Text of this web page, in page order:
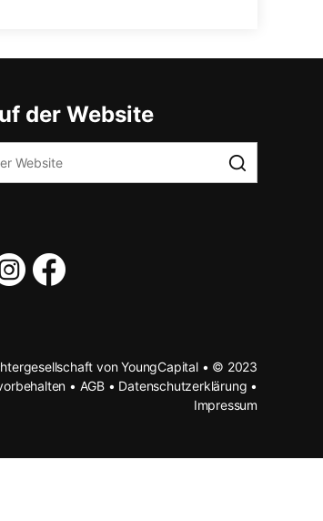
der Website
von YoungCapital • © 2023
• AGB• Datenschutzerklärung •
Impressum